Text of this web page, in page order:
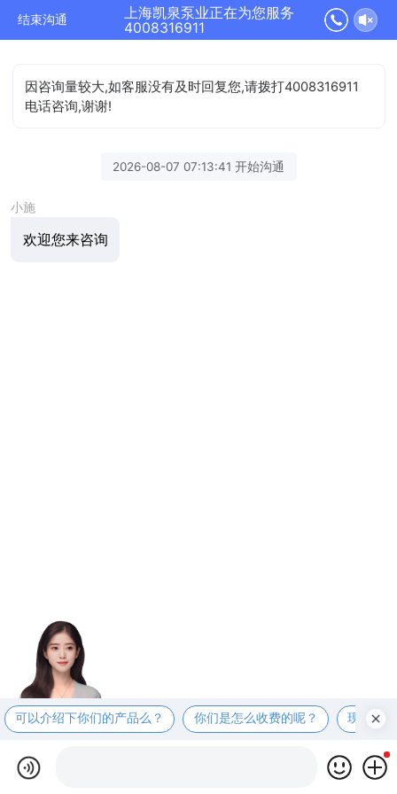
结束沟通
上海凯泉泵业正在为您服务
4008316911
因咨询量较大,如客服没有及时回复您,请拨打4008316911
电话咨询,谢谢!
2026-08-07 07:13:41 开始沟通
小施
欢迎您来咨询
可以介绍下你们的产品么？ 你们是怎么收费的呢？ 现在有